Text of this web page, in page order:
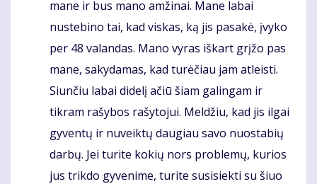
mane ir bus mano amžinai. Mane labai
nustebino tai, kad viskas, ką jis pasakė, įvyko
per 48 valandas. Mano vyras iškart grįžo pas
mane, sakydamas, kad turėčiau jam atleisti.
Siunčiu labai didelį ačiū šiam galingam ir
tikram rašybos rašytojui. Meldžiu, kad jis ilgai
gyventų ir nuveiktų daugiau savo nuostabių
darbų. Jei turite kokių nors problemų, kurios
jus trikdo gyvenime, turite susisiekti su šiuo